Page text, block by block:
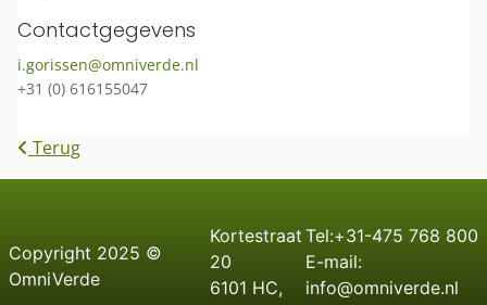
Contactgegevens
i.gorissen@omniverde.nl
+31 (0) 616155047
Terug
Copyright 2025 ©
OmniVerde
Kortestraat
20
6101 HC,
Tel:+31-475 768 800
E-mail:
info@omniverde.nl